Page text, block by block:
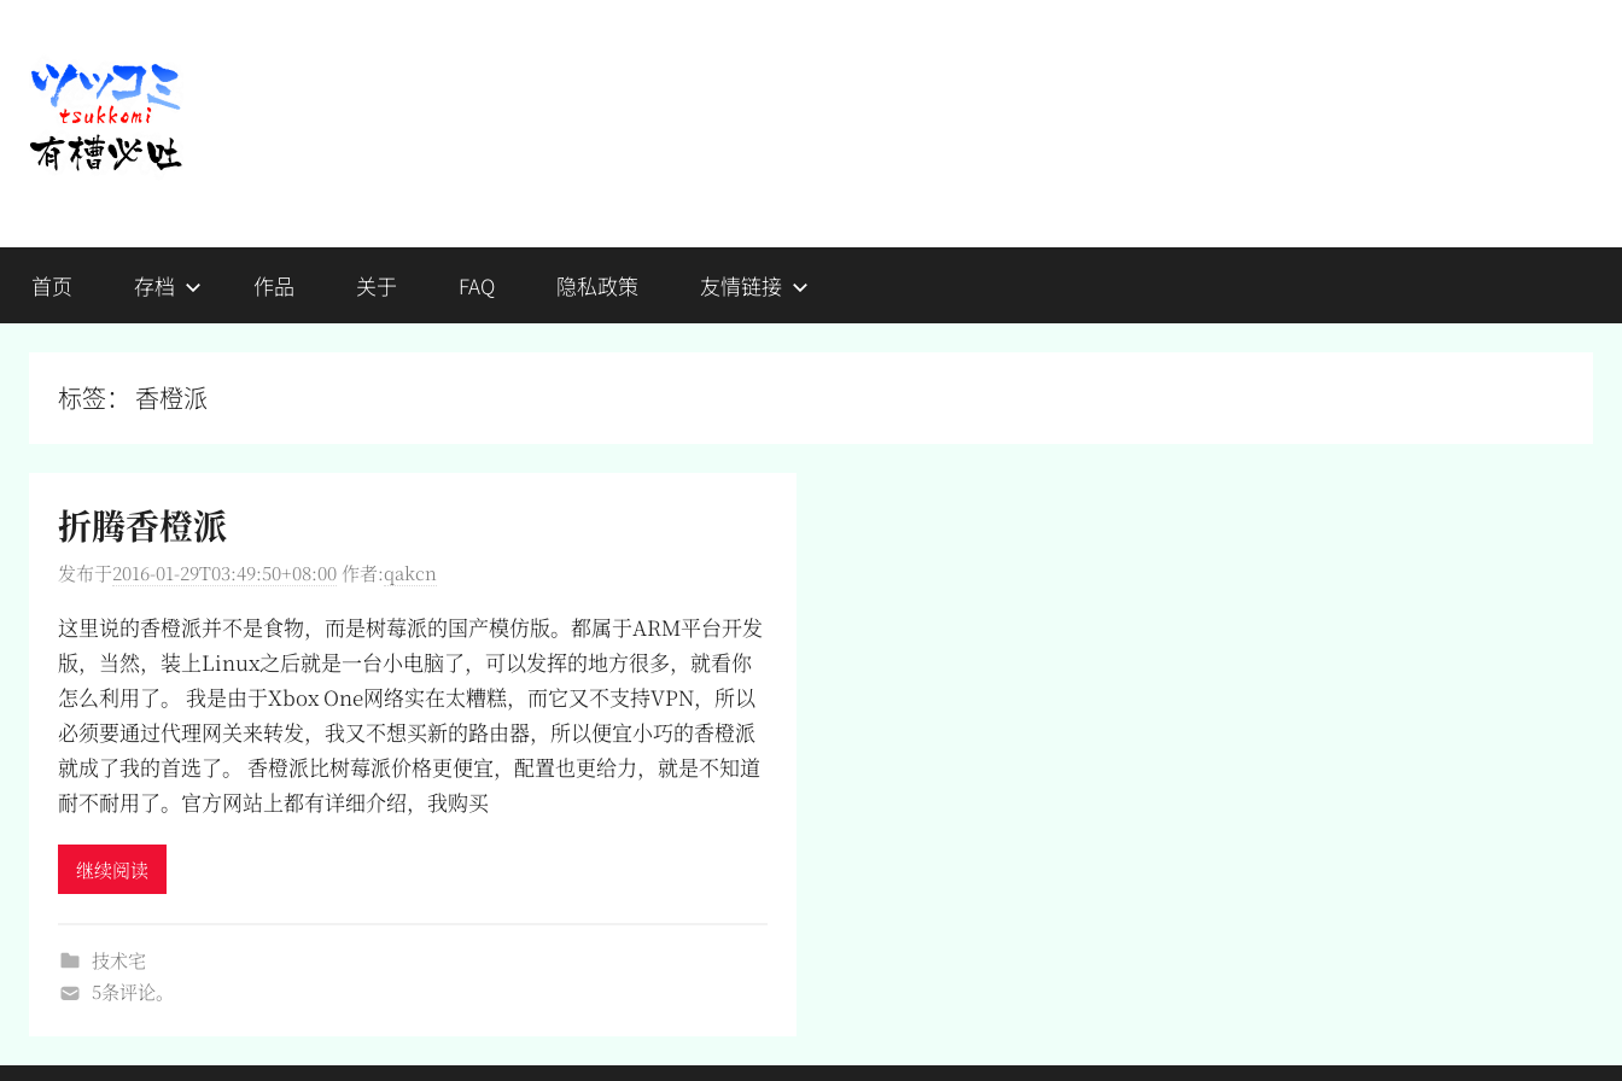
有
槽
必
吐
槽，
首页 存档 作品 关于 FAQ 隐私政策 友情链接
标签： 香橙派
折腾香橙派
发布于2016-01-29T03:49:50+08:00 作者:qakcn
这里说的香橙派并不是食物，而是树莓派的国产模仿版。都属于ARM平台开发
版，当然，装上Linux之后就是一台小电脑了，可以发挥的地方很多，就看你
怎么利用了。 我是由于Xbox One网络实在太糟糕，而它又不支持VPN，所以
必须要通过代理网关来转发，我又不想买新的路由器，所以便宜小巧的香橙派
就成了我的首选了。 香橙派比树莓派价格更便宜，配置也更给力，就是不知道
耐不耐用了。官方网站上都有详细介绍，我购买
继续阅读
技术宅
5条评论。